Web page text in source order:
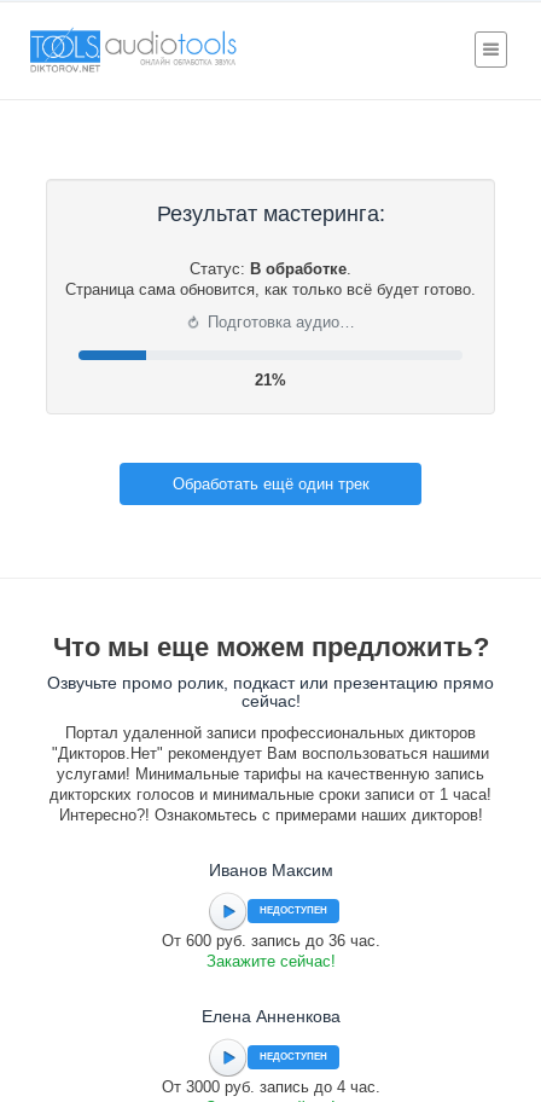
Результат мастеринга:
Статус: В обработке.
Страница сама обновится, как только всё будет готово.
⟳ Подготовка аудио…
21%
Обработать ещё один трек
Что мы еще можем предложить?
Озвучьте промо ролик, подкаст или презентацию прямо
сейчас!
Портал удаленной записи профессиональных дикторов
"Дикторов.Нет" рекомендует Вам воспользоваться нашими
услугами! Минимальные тарифы на качественную запись
дикторских голосов и минимальные сроки записи от 1 часа!
Интересно?! Ознакомьтесь с примерами наших дикторов!
Иванов Максим
НЕДОСТУПЕН
От 600 руб. запись до 36 час.
Закажите сейчас!
Елена Анненкова
НЕДОСТУПЕН
От 3000 руб. запись до 4 час.